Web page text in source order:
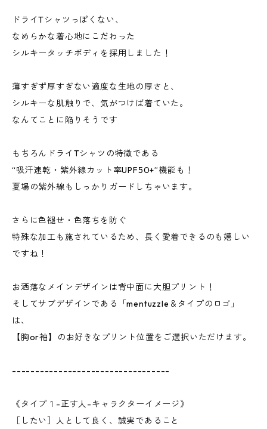
ドライTシャツっぽくない、
なめらかな着心地にこだわった
シルキータッチボディを採用しました！
薄すぎず厚すぎない適度な生地の厚さと、
シルキーな肌触りで、気がつけば着ていた。
なんてことに陥りそうです
もちろんドライTシャツの特徴である
“吸汗速乾・紫外線カット率UPF50+”機能も！
夏場の紫外線もしっかりガードしちゃいます。
さらに色褪せ・色落ちを防ぐ
特殊な加工も施されているため、長く愛着できるのも嬉しい
ですね！
お洒落なメインデザインは背中面に大胆プリント！
そしてサブデザインである「mentuzzle＆タイプのロゴ」
は、
【胸or袖】のお好きなプリント位置をご選択いただけます。
----------------------------------
《タイプ１-正す人-キャラクターイメージ》
［したい］人として良く、誠実であること